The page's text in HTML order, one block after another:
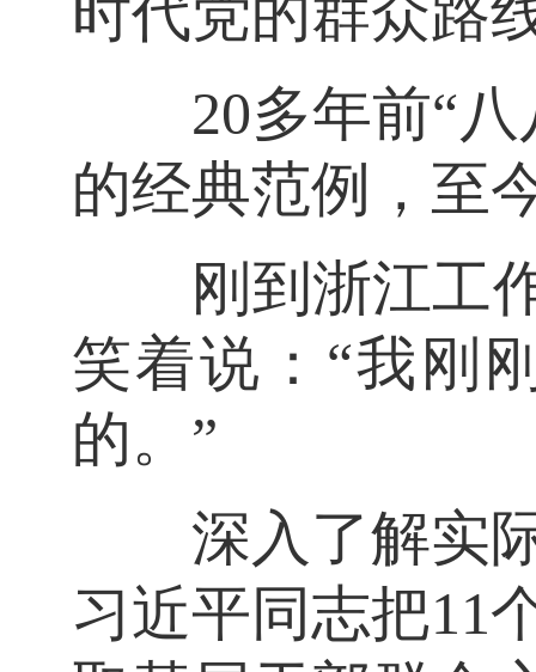
时代党的群众路
20多年前“八
的经典范例，
刚到浙江工作
笑着说：“我刚
的。”
深入了解实际
习近平同志把11